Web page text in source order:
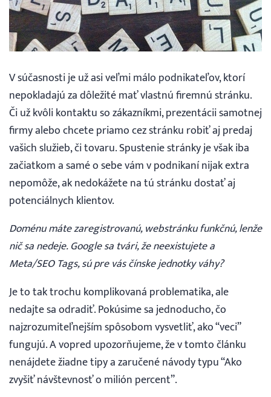
Blog
Vyhľadávanie
Slovenčina
Slovenčina
English
30 DNÍ ZADARMO
Prihlásenie
V súčasnosti je už asi veľmi málo podnikateľov, ktorí
nepokladajú za dôležité mať vlastnú firemnú stránku.
Či už kvôli kontaktu so zákazníkmi, prezentácii samotnej
firmy alebo chcete priamo cez stránku robiť aj predaj
vašich služieb, či tovaru. Spustenie stránky je však iba
začiatkom a samé o sebe vám v podnikaní nijak extra
nepomôže, ak nedokážete na tú stránku dostať aj
potenciálnych klientov.
Doménu máte zaregistrovanú, webstránku funkčnú, lenže
nič sa nedeje. Google sa tvári, že neexistujete a
Meta/SEO Tags, sú pre vás čínske jednotky váhy?
Je to tak trochu komplikovaná problematika, ale
nedajte sa odradiť. Pokúsime sa jednoducho, čo
najzrozumiteľnejším spôsobom vysvetliť, ako “veci”
fungujú. A vopred upozorňujeme, že v tomto článku
nenájdete žiadne tipy a zaručené návody typu “Ako
zvyšiť návštevnosť o milión percent”.